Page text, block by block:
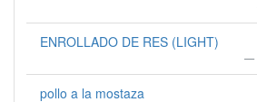
ENROLLADO DE RES (LIGHT)
pollo a la mostaza